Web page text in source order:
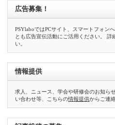
広告募集！
PSYlaboではPCサイト、スマートフォン
とも広告宣伝活動にご活用ください。 詳
い。
情報提供
求人、ニュース、学会や研修会のお知ら
い合わせ等、こちらの情報提供からご連